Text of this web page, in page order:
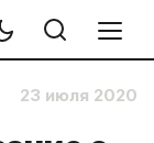
23 июля 2020